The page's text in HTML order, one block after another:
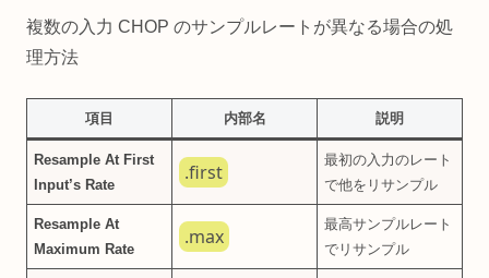
複数の入力 CHOP のサンプルレートが異なる場合の処
理方法
項目 内部名 説明
Resample At First
Input’s Rate
.first
最初の入力のレート
で他をリサンプル
Resample At
Maximum Rate
.max
最高サンプルレート
でリサンプル